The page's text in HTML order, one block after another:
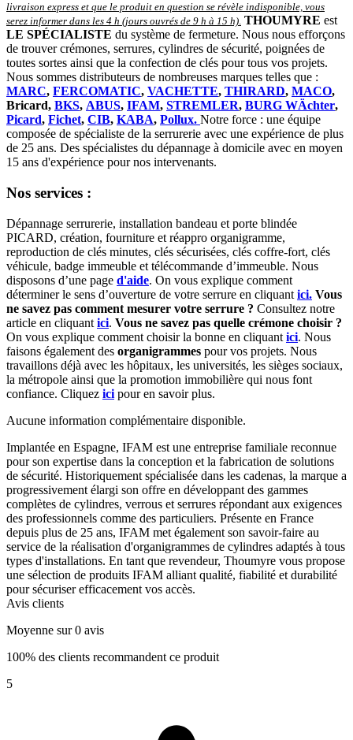
livraison express et que le produit en question se révèle indisponible, vous
serez informer dans les 4 h (jours ouvrés de 9 h à 15 h). THOUMYRE est
LE SPÉCIALISTE du système de fermeture. Nous nous efforçons
de trouver crémones, serrures, cylindres de sécurité, poignées de
toutes sortes ainsi que la confection de clés pour tous vos projets.
Nous sommes distributeurs de nombreuses marques telles que :
MARC, FERCOMATIC, VACHETTE, THIRARD, MACO,
Bricard, BKS, ABUS, IFAM, STREMLER, BURG WÄchter,
Picard, Fichet, CIB, KABA, Pollux. Notre force : une équipe
composée de spécialiste de la serrurerie avec une expérience de plus
de 25 ans. Des spécialistes du dépannage à domicile avec en moyen
15 ans d'expérience pour nos intervenants.
Nos services :
Dépannage serrurerie, installation bandeau et porte blindée
PICARD, création, fourniture et réappro organigramme,
reproduction de clés minutes, clés sécurisées, clés coffre-fort, clés
véhicule, badge immeuble et télécommande d’immeuble. Nous
disposons d’une page d'aide. On vous explique comment
déterminer le sens d’ouverture de votre serrure en cliquant ici. Vous
ne savez pas comment mesurer votre serrure ? Consultez notre
article en cliquant ici. Vous ne savez pas quelle crémone choisir ?
On vous explique comment choisir la bonne en cliquant ici. Nous
faisons également des organigrammes pour vos projets. Nous
travaillons déjà avec les hôpitaux, les universités, les sièges sociaux,
la métropole ainsi que la promotion immobilière qui nous font
confiance. Cliquez ici pour en savoir plus.
Aucune information complémentaire disponible.
Implantée en Espagne, IFAM est une entreprise familiale reconnue
pour son expertise dans la conception et la fabrication de solutions
de sécurité. Historiquement spécialisée dans les cadenas, la marque a
progressivement élargi son offre en développant des gammes
complètes de cylindres, verrous et serrures répondant aux exigences
des professionnels comme des particuliers. Présente en France
depuis plus de 25 ans, IFAM met également son savoir-faire au
service de la réalisation d'organigrammes de cylindres adaptés à tous
types d'installations. En tant que revendeur, Thoumyre vous propose
une sélection de produits IFAM alliant qualité, fiabilité et durabilité
pour sécuriser efficacement vos accès.
Avis clients
Moyenne sur 0 avis
100% des clients recommandent ce produit
5